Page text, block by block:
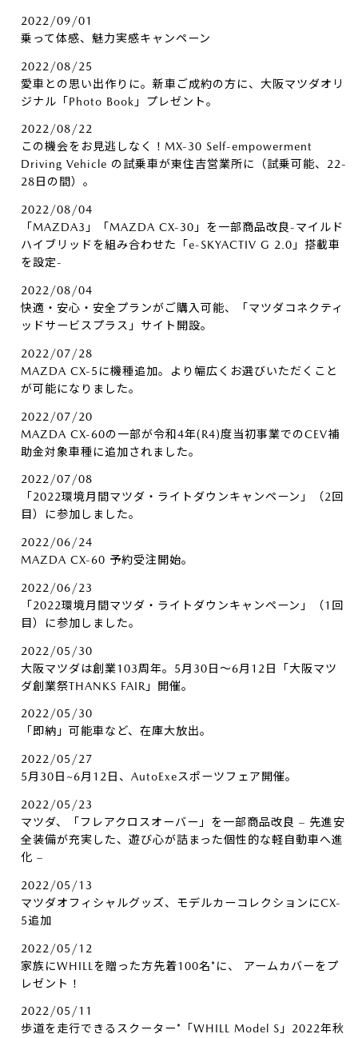
2022/09/01
乗って体感、魅力実感キャンペーン
2022/08/25
愛車との思い出作りに。新車ご成約の方に、大阪マツダオリ
ジナル「Photo Book」プレゼント。
2022/08/22
この機会をお見逃しなく！MX-30 Self-empowerment
Driving Vehicle の試乗車が東住吉営業所に（試乗可能、22-
28日の間）。
2022/08/04
「MAZDA3」「MAZDA CX-30」を一部商品改良-マイルド
ハイブリッドを組み合わせた「e-SKYACTIV G 2.0」搭載車
を設定-
2022/08/04
快適・安心・安全プランがご購入可能、「マツダコネクティ
ッドサービスプラス」サイト開設。
2022/07/28
MAZDA CX-5に機種追加。より幅広くお選びいただくこと
が可能になりました。
2022/07/20
MAZDA CX-60の一部が令和4年(R4)度当初事業でのCEV補
助金対象車種に追加されました。
2022/07/08
「2022環境月間マツダ・ライトダウンキャンペーン」（2回
目）に参加しました。
2022/06/24
MAZDA CX-60 予約受注開始。
2022/06/23
「2022環境月間マツダ・ライトダウンキャンペーン」（1回
目）に参加しました。
2022/05/30
大阪マツダは創業103周年。5月30日～6月12日「大阪マツ
ダ創業祭THANKS FAIR」開催。
2022/05/30
「即納」可能車など、在庫大放出。
2022/05/27
5月30日~6月12日、AutoExeスポーツフェア開催。
2022/05/23
マツダ、「フレアクロスオーバー」を一部商品改良 – 先進安
全装備が充実した、遊び心が詰まった個性的な軽自動車へ進
化 –
2022/05/13
マツダオフィシャルグッズ、モデルカーコレクションにCX-
5追加
2022/05/12
家族にWHILLを贈った方先着100名*に、​ アームカバーをプ
レゼント！
2022/05/11
歩道を走行できるスクーター*「WHILL Model S」2022年秋